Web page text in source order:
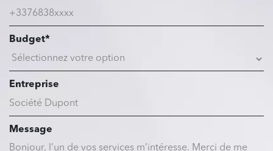
Budget*
Entreprise
Message